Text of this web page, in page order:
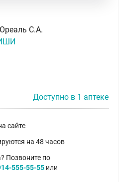
С.А.
Доступно в 1 аптеке
сайте
на 48 часов
Позвоните по
555-55-55 или